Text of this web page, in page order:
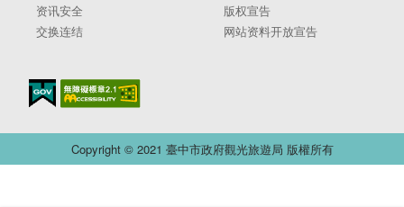
资讯安全
版权宣告
交换连结
网站资料开放宣告
Copyright © 2021 臺中市政府觀光旅遊局 版權所有